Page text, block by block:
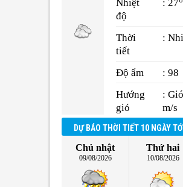
Nhiệt
độ
:
Thời
tiết
:
Độ ẩm
: 98
Hướng
gió
:
m/s
DỰ BÁO THỜI TIẾT 10 NGÀY TỚI
Chủ nhật
09/08/2026
Thứ hai
10/08/2026